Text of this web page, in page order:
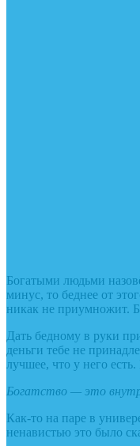
Богатыми людьми
минус, то беднее от
никак не приумножит.
Дать бедному в руки
деньги тебе не
лучшее, что у него
Богатство — это
Как-то на паре в
ненавистью это было